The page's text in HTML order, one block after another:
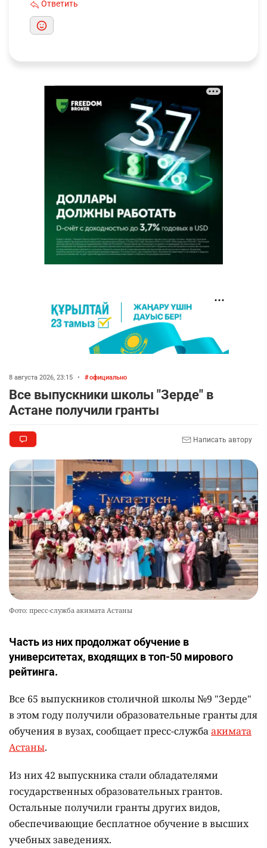
Ответить
8 августа 2026, 23:15 • официально
Все выпускники школы "Зерде" в
Астане получили гранты
Написать автору
Фото: пресс-служба акимата Астаны
Часть из них продолжат обучение в
университетах, входящих в топ-50 мирового
рейтинга.
Все 65 выпускников столичной школы №9 "Зерде"
в этом году получили образовательные гранты для
обучения в вузах, сообщает пресс-службаакимата
Астаны.
Из них 42 выпускника стали обладателями
государственных образовательных грантов.
Остальные получили гранты других видов,
обеспечивающие бесплатное обучение в высших
учебных заведениях.